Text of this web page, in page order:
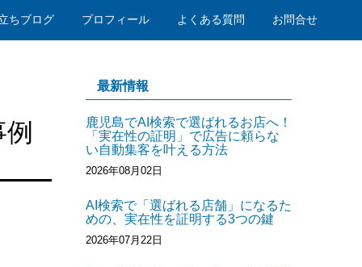
ちブログ プロフィール よくある質問 お問合せ
最新情報
鹿児島でAI検索で選ばれるお店へ！
「実在性の証明」で広告に頼らな
い自動集客を叶える方法
2026年08月02日
AI検索で「選ばれる店舗」になるた
めの、実在性を証明する3つの鍵
2026年07月22日